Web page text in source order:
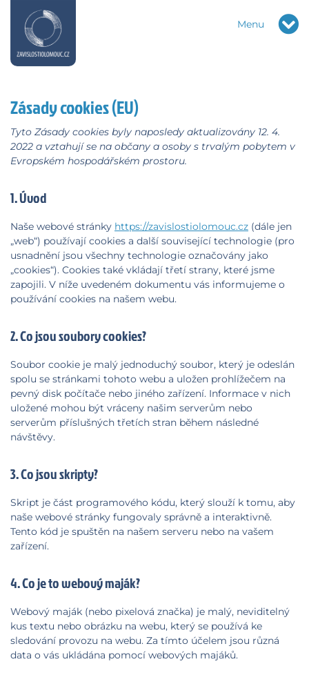
Menu
Zásady cookies (EU)
Tyto Zásady cookies byly naposledy aktualizovány 12. 4.
2022 a vztahují se na občany a osoby s trvalým pobytem v
Evropském hospodářském prostoru.
1. Úvod
Naše webové stránky https://zavislostiolomouc.cz (dále jen
„web“) používají cookies a další související technologie (pro
usnadnění jsou všechny technologie označovány jako
„cookies“). Cookies také vkládají třetí strany, které jsme
zapojili. V níže uvedeném dokumentu vás informujeme o
používání cookies na našem webu.
2. Co jsou soubory cookies?
Soubor cookie je malý jednoduchý soubor, který je odeslán
spolu se stránkami tohoto webu a uložen prohlížečem na
pevný disk počítače nebo jiného zařízení. Informace v nich
uložené mohou být vráceny našim serverům nebo
serverům příslušných třetích stran během následné
návštěvy.
3. Co jsou skripty?
Skript je část programového kódu, který slouží k tomu, aby
naše webové stránky fungovaly správně a interaktivně.
Tento kód je spuštěn na našem serveru nebo na vašem
zařízení.
4. Co je to webový maják?
Webový maják (nebo pixelová značka) je malý, neviditelný
kus textu nebo obrázku na webu, který se používá ke
sledování provozu na webu. Za tímto účelem jsou různá
data o vás ukládána pomocí webových majáků.